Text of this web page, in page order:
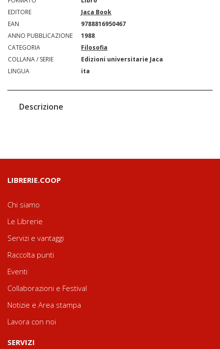
EDITORE
Jaca Book
EAN
9788816950467
ANNO PUBBLICAZIONE
1988
CATEGORIA
Filosofia
COLLANA / SERIE
Edizioni universitarie Jaca
LINGUA
ita
Descrizione
LIBRERIE.COOP
Chi siamo
Le Librerie
Servizi e vantaggi
Raccolta punti
Eventi
Collaborazioni e Festival
Notizie e Area stampa
Lavora con noi
SERVIZI